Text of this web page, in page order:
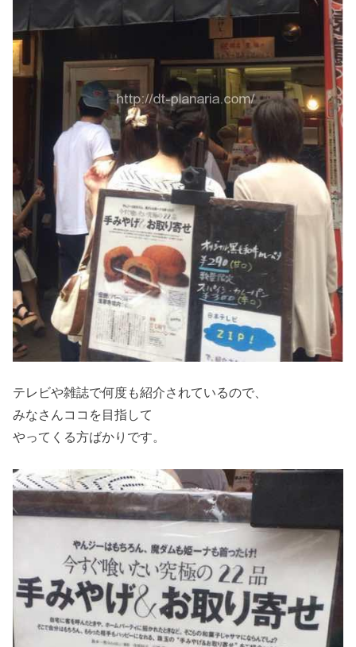
テレビや雑誌で何度も紹介されているので、
みなさんココを目指して
やってくる方ばかりです。